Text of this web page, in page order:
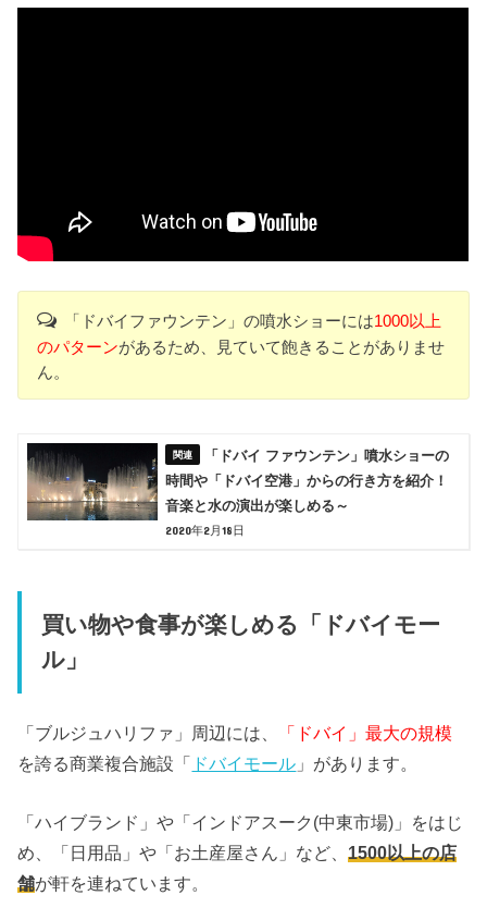
「ドバイファウンテン」の噴水ショーには1000以上
のパターンがあるため、見ていて飽きることがありませ
ん。
「ドバイ ファウンテン」噴水ショーの
時間や「ドバイ空港」からの行き方を紹介！
音楽と水の演出が楽しめる～
2020年2月18日
買い物や食事が楽しめる「ドバイモー
ル」
「ブルジュハリファ」周辺には、
「ドバイ」最大の規模
を誇る商業複合施設「 ドバイモール 」があります。
「ハイブランド」や「インドアスーク(中東市場)」をはじ
め、「日用品」や「お土産屋さん」など、1500以上の店
舗が軒を連ねています。